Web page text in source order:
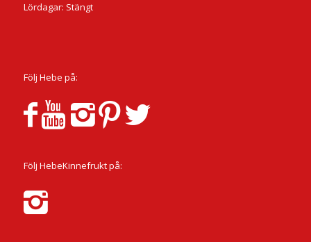
Lördagar: Stängt
Följ Hebe på:
Följ HebeKinnefrukt på: